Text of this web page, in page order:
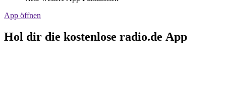
App öffnen
Hol dir die kostenlose radio.de App